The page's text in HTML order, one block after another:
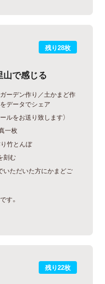
残り28枚
で感じる
ーデン作り／土かまど作
データでシェア
ルをお送り致します）
一枚
竹とんぼ
刻む
いただいた方にかまどご
す。
残り22枚